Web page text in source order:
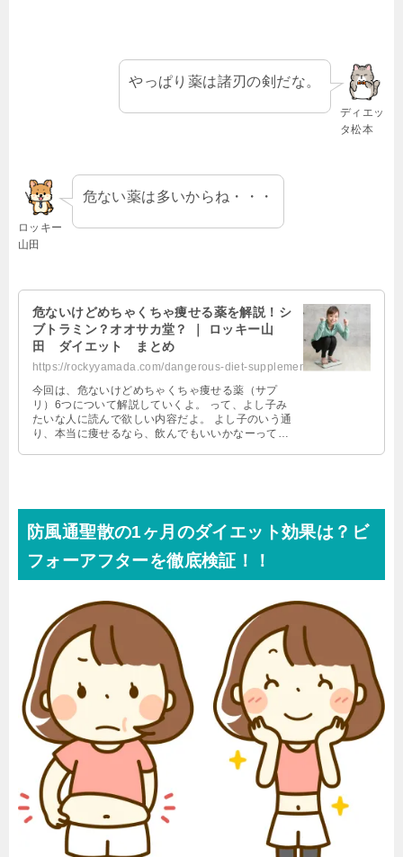
ディエッ
タ松本
やっぱり薬は諸刃の剣だな。
ロッキー
山田
危ない薬は多いからね・・・
危ないけどめちゃくちゃ痩せる薬を解説！シ
ブトラミン？オオサカ堂？ ｜ ロッキー山
田 ダイエット まとめ
https://rockyyamada.com/dangerous-diet-supplement/
今回は、危ないけどめちゃくちゃ痩せる薬（サプ
リ）6つについて解説していくよ。 って、よし子み
たいな人に読んで欲しい内容だよ。 よし子のいう通
り、本当に痩せるなら、飲んでもいいかなーって思
防風通聖散の1ヶ月のダイエット効果は？ビ
フォーアフターを徹底検証！！